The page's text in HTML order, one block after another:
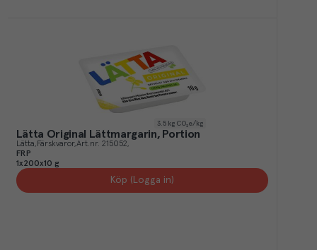
3.5 kg CO₂e/kg
Lätta Original Lättmargarin, Portion
Lätta Färskvaror Art.nr. 215052
FRP
1x200x10 g
Köp (Logga in)